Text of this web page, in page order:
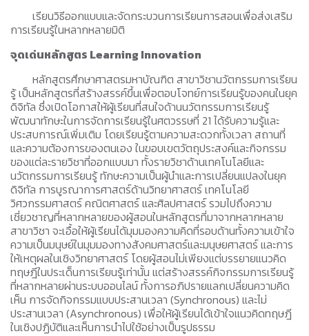
เรียนวิธีออกแบบและจัดกระบวนการเรียนการสอนเพื่อส่งเสริม
การเรียนรู้ในหลากหลายมิติ
จุดเด่นหลักสูตร Learning Innovation
หลักสูตรศึกษาศาสตรมหาบัณฑิต สาขาวิชานวัตกรรมการเรียน
รู้ เป็นหลักสูตรที่สร้างสรรค์ขึ้นเพื่อตอบโจทย์การเรียนรู้ของคนในยุค
ดิจิทัล ซึ่งเปิดโอกาสให้ผู้เรียนที่สนใจด้านนวัตกรรมการเรียนรู้
พัฒนาทักษะในการจัดการเรียนรู้ในศตวรรษที่ 21 ได้รับความรู้และ
ประสบการณ์เพิ่มเติม โดยเรียนรู้ตามความสะดวกทั้งเวลา สถานที่
และความต้องการของตนเอง ในขอบเขตวัตถุประสงค์และกิจกรรม
ของแต่ละรายวิชาที่ออกแบบมา ทั้งรายวิชาด้านเทคโนโลยีและ
นวัตกรรมการเรียนรู้ ทักษะความเป็นผู้นำและการเปลี่ยนแปลงในยุค
ดิจิทัล การบูรณาการศาสตร์ด้านวิทยาศาสตร์ เทคโนโลยี
วิศวกรรมศาสตร์ คณิตศาสตร์ และศิลปศาสตร์ รวมไปถึงความ
เชี่ยวชาญที่หลากหลายของผู้สอนในหลักสูตรที่มาจากหลากหลาย
สาขาวิชา จะเอื้อให้ผู้เรียนได้มุมมองความคิดที่รอบด้านทั้งความเข้าใจ
ความเป็นมนุษย์ในมุมมองทางสังคมศาสตร์และมนุษยศาสตร์ และการ
ให้เหตุผลในเชิงวิทยาศาสตร์ โดยผู้สอนไม่เพียงแต่บรรยายแนวคิด
ทฤษฎีในประเด็นการเรียนรู้เท่านั้น แต่สร้างสรรค์กิจกรรมการเรียนรู้
ที่หลากหลายผ่านระบบออนไลน์ ทั้งการอภิปรายแลกเปลี่ยนความคิด
เห็น การจัดกิจกรรมแบบประสานเวลา (Synchronous) และไม่
ประสานเวลา (Asynchronous) เพื่อให้ผู้เรียนได้เข้าใจแนวคิดทฤษฎี
ในเชิงปฏิบัติและเห็นการนำไปใช้อย่างเป็นรูปธรรม